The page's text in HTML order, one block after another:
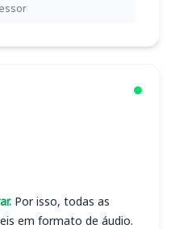
Por isso, todas as
em formato de áudio.